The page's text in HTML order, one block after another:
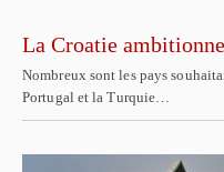
La Croatie
Nombreux sont les pays
Portugal et la Turquie…